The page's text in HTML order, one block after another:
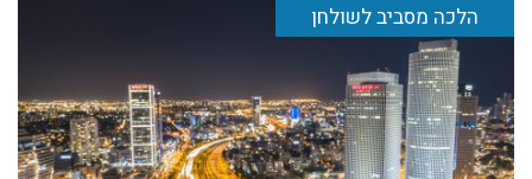
הלכה מסביב לשולחן